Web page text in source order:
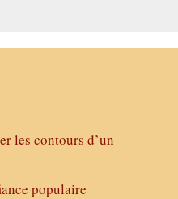
les contours d’un
populaire